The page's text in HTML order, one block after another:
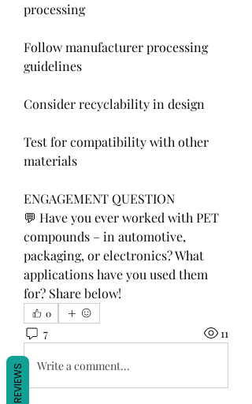
processing
Follow manufacturer processing
guidelines
Consider recyclability in design
Test for compatibility with other
materials
ENGAGEMENT QUESTION
💬 Have you ever worked with PET
compounds – in automotive,
packaging, or electronics? What
applications have you used them
for? Share below!
0
7 11
Write a comment...
REVIEWS